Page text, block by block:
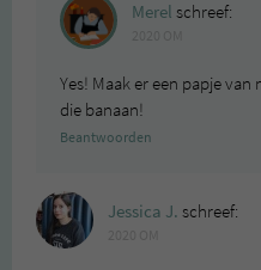
Merel schreef:
Yes! Maak er een papje
die banaan!
Beantwoorden
Jessica J. schreef: